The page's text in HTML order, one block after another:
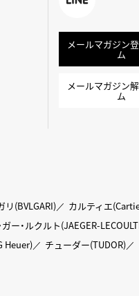
メールマガジン
ム
メールマガジン
ム
リ(BVLGARI)
カルティエ
ー・ルクルト(JAEGER-
Heuer)
チューダー(TUDOR)